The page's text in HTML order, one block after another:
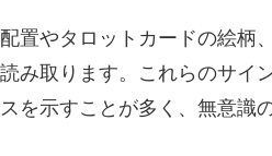
置やタロットカードの絵柄
み取ります。これらのサイ
を示すことが多く、無意識